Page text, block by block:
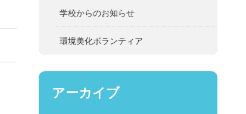
学校からのお知らせ
環境美化ボランティア
アーカイブ